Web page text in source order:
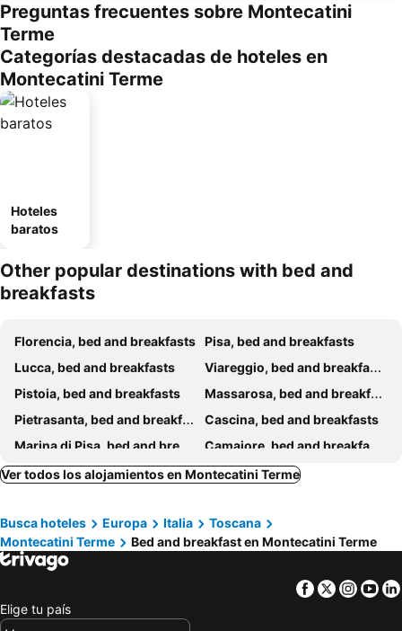
Preguntas frecuentes sobre Montecatini
Terme
Categorías destacadas de hoteles en
Montecatini Terme
Hoteles
baratos
Other popular destinations with bed and
breakfasts
Florencia, bed and breakfasts Pisa, bed and breakfasts
Lucca, bed and breakfasts
Viareggio, bed and breakfasts
Pistoia, bed and breakfasts
Massarosa, bed and breakfasts
Pietrasanta, bed and breakfasts
Cascina, bed and breakfasts
Marina di Pisa, bed and breakfasts
Camaiore, bed and breakfasts
Pontedera, bed and breakfasts
Abetone, bed and breakfasts
Fiesole, bed and breakfasts
Calenzano, bed and breakfasts
Marina di Pietrasanta, bed and breakfasts
Collesalvetti, bed and breakfasts
Empoli, bed and breakfasts
San Casciano in Val di Pesa, bed and breakfasts
Barga, bed and breakfasts
Ver todos los alojamientos en Montecatini Terme
Busca hoteles Europa Italia
Toscana
Montecatini Terme
Bed and breakfast en Montecatini Terme
Facebook
Twitter
Elige tu país